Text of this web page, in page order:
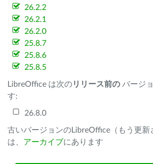
26.2.2
26.2.1
26.2.0
25.8.7
25.8.6
25.8.5
LibreOffice は次のリリース前の バージ
す:
26.8.0
古いバージョンのLibreOffice（もう更新
は、 アーカイブにあります